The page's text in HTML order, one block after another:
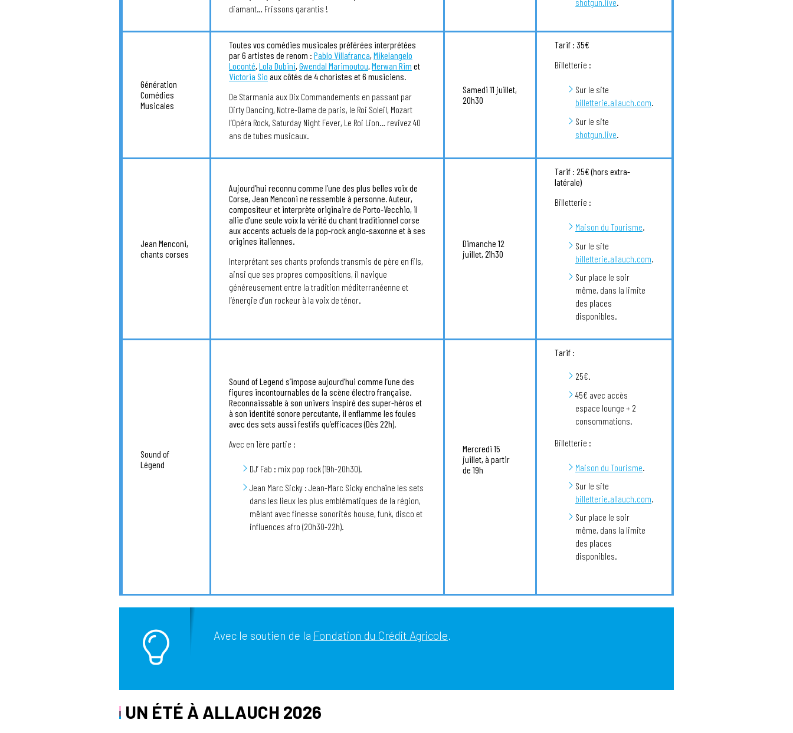
diamant… Frissons garantis !
Génération
Comédies
Musicales
Toutes vos comédies musicales préférées interprétées
par 6 artistes de renom : Pablo Villafranca, Mikelangelo
Loconté, Lola Dubini, Gwendal Marimoutou, Merwan Rim et
Victoria Sio aux côtés de 4 choristes et 6 musiciens.
De Starmania aux Dix Commandements en passant par
Dirty Dancing, Notre-Dame de paris, le Roi Soleil, Mozart
l’Opéra Rock, Saturday Night Fever, Le Roi Lion… revivez 40
ans de tubes musicaux.
Samedi 11 juillet,
20h30
Tarif : 35€
Billetterie :
Sur le site
billetterie.allauch.com.
Sur le site
shotgun.live
Jean Menconi,
chants corses
Aujourd’hui reconnu comme l’une des plus belles voix de
Corse, Jean Menconi ne ressemble à personne. Auteur,
compositeur et interprète originaire de Porto-Vecchio, il
allie d’une seule voix la vérité du chant traditionnel corse
aux accents actuels de la pop-rock anglo-saxonne et à ses
origines italiennes.
Interprétant ses chants profonds transmis de père en fils,
ainsi que ses propres compositions, il navigue
généreusement entre la tradition méditerranéenne et
l’énergie d’un rockeur à la voix de ténor.
Dimanche 12
juillet, 21h30
Tarif : 25€ (hors extra-
latérale)
Billetterie :
Maison du Tourisme.
Sur le site
billetterie.allauch.com
Sur place le soir
même, dans la limite
des places
disponibles.
Sound of
Légend
Sound of Legend s’impose aujourd’hui comme l’une des
figures incontournables de la scène électro française.
Reconnaissable à son univers inspiré des super-héros et
à son identité sonore percutante, il enflamme les foules
avec des sets aussi festifs qu’efficaces (Dès 22h).
Avec en 1ère partie :
DJ’ Fab : mix pop rock (19h-20h30).
Jean Marc Sicky : Jean-Marc Sicky enchaîne les sets
dans les lieux les plus emblématiques de la région,
mêlant avec finesse sonorités house, funk, disco et
influences afro (20h30-22h).
Mercredi 15
juillet, à partir
de 19h
Tarif :
25€.
45€ avec accès
espace lounge + 2
consommations.
Billetterie :
Maison du Tourisme
Sur le site
billetterie.allauch.com.
Sur place le soir
même, dans la limite
des places
disponibles.
Avec le soutien de la Fondation du Crédit Agricole.
UN ÉTÉ À ALLAUCH 2026